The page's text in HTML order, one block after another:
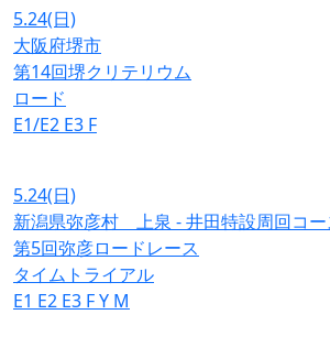
5.24(日)
大阪府堺市
第14回堺クリテリウム
ロード
E1/E2 E3 F
5.24(日)
新潟県弥彦村 上泉 - 井田特設周回コー
第5回弥彦ロードレース
タイムトライアル
E1 E2 E3 FY M